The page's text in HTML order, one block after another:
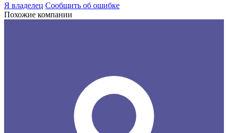
Я владелец Сообщить об ошибке
Похожие компании